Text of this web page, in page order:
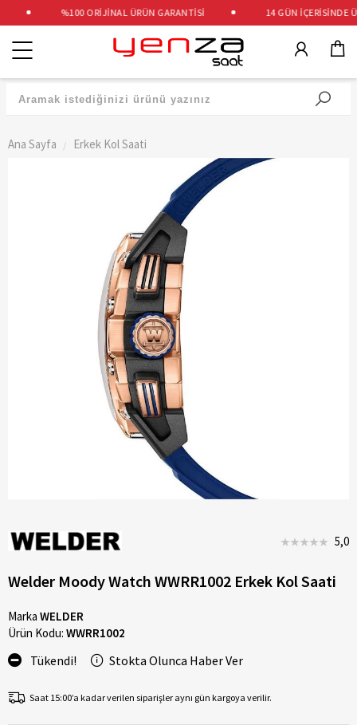
%100 ORİJİNAL ÜRÜN GARANTİSİ 14 GÜN İÇERİSİNDE
Kategoriler
Ana Sayfa Erkek Kol Saati
5,0
Welder Moody Watch WWRR1002 Erkek Kol Saati
Marka WELDER
Ürün Kodu: WWRR1002
Tükendi! Stokta Olunca Haber Ver
Saat 15:00’a kadar verilen siparişler aynı gün kargoya verilir.